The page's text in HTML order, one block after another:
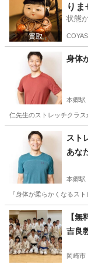
りま
状態
身体
本郷駅
仁先生のストレッチクラ
名古屋市
スト
あなたへ “あと一歩”を叶え
本郷駅
『身体が柔らかくなるス
愛知 名古屋市
【
吉良
岡崎市